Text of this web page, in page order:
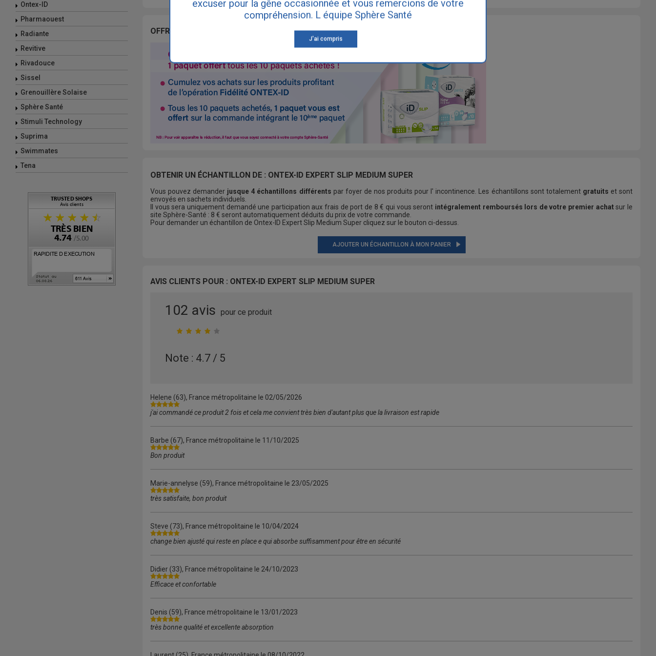
Ontex-ID
Pharmaouest
Radiante
Revitive
Rivadouce
Sissel
Grenouillère Solaise
Sphère Santé
Stimuli Technology
Suprima
Swimmates
Tena
OFFRE FIDÉLITÉ SUR LES PRODUITS ONTEX-ID
OBTENIR UN ÉCHANTILLON DE : ONTEX-ID EXPERT SLIP MEDIUM SUPER
Vous pouvez demander jusque 4 échantillons différents par foyer de nos produits pour l' incontinence. Les échantillons sont totalement gratuits et sont
envoyés en sachets individuels.
Il vous sera uniquement demandé une participation aux frais de port de 8 € qui vous seront intégralement remboursés lors de votre premier achatsur le
site Sphère-Santé : 8 € seront automatiquement déduits du prix de votre commande.
Pour demander un échantillon de Ontex-ID Expert Slip Medium Super cliquez sur le bouton ci-dessus.
AJOUTER UN ÉCHANTILLON À MON PANIER
AVIS CLIENTS POUR : ONTEX-ID EXPERT SLIP MEDIUM SUPER
102 avis pour ce produit
Note : 4.7 / 5
Helene (63), France métropolitaine le 02/05/2026
j'ai commandé ce produit 2 fois et cela me convient très bien d'autant plus que la livraison est rapide
Barbe (67), France métropolitaine le 11/10/2025
Bon produit
Marie-annelyse (59), France métropolitaine le 23/05/2025
très satisfaite, bon produit
Steve (73), France métropolitaine le 10/04/2024
change bien ajusté qui reste en place e qui absorbe suffisamment pour être en sécurité
Didier (33), France métropolitaine le 24/10/2023
Efficace et confortable
Denis (59), France métropolitaine le 13/01/2023
très bonne qualité et excellente absorption
excuser pour la gêne occasionnée et vous remercions de votre
compréhension. L équipe Sphère Santé
J'ai compris